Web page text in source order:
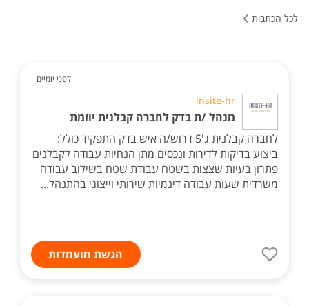
לכל הכתבות
לפני יומיים
insite-hr
מנהל /ת בדק לחברה קבלנית יוזמת
לחברה קבלנית ג'5 דרוש/ה איש בדק התפקיד כולל:
ביצוע בדיקות לדירות ונכסים מתן הנחיות עבודה לקבלנים
פתרון בעיות שצצות בשטח עבודת שטח בשילוב עבודה
משרדית שעות עבודה דינמיות שירותי וייצוגי בהתנהל...
הגשת מועמדות